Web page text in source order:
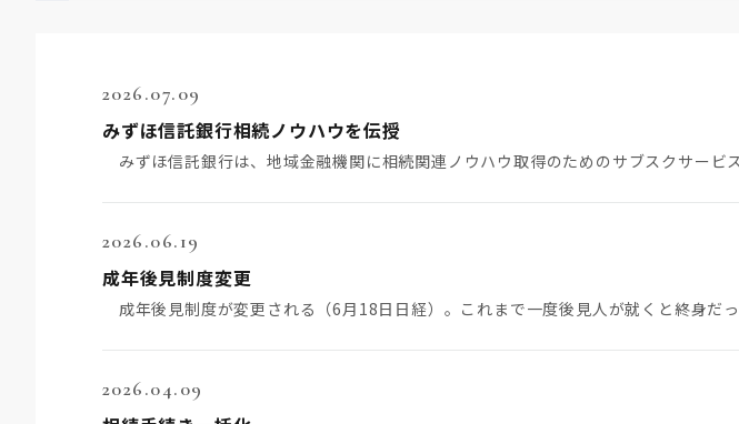
2026.07.09
みずほ信託銀行相続ノウハウを伝授
2026.06.19
成年後見制度変更
2026.04.09